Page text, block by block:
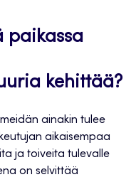
paikassa
a kehittää?
ainakin tulee
aikaisempaa
ja toiveita tulevalle
on selvittää